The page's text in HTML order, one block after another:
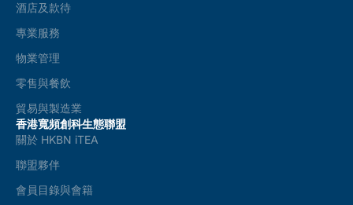
酒店及款待
專業服務
物業管理
零售與餐飲
貿易與製造業
香港寬頻創科生態聯盟
關於 HKBN iTEA
聯盟夥伴
會員目錄與會籍